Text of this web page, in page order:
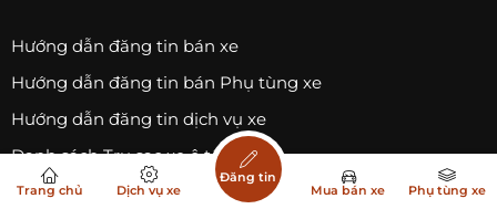
Hướng dẫn đăng tin bán xe
Hướng dẫn đăng tin bán Phụ tùng xe
Hướng dẫn đăng tin dịch vụ xe
Danh sách Trụ sạc xe ô tô điện
Danh sách Trụ sạc xe điện Vinfast
Trang chủ Dịch vụ xe
Đăng tin
Mua bán xe
Phụ tùng xe